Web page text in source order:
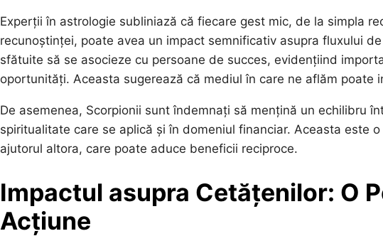
Experții în astrologie subliniază că fiecare gest mic, de la simpla
recunoștinței, poate avea un impact semnificativ asupra fluxului
sfătuite să se asocieze cu persoane de succes, evidențiind
oportunități. Aceasta sugerează că mediul în care ne aflăm
De asemenea, Scorpionii sunt îndemnați să mențină un echilibru
spiritualitate care se aplică și în domeniul financiar. Aceasta este
ajutorul altora, care poate aduce beneficii reciproce.
Impactul asupra Cetățenilor: O
Acțiune